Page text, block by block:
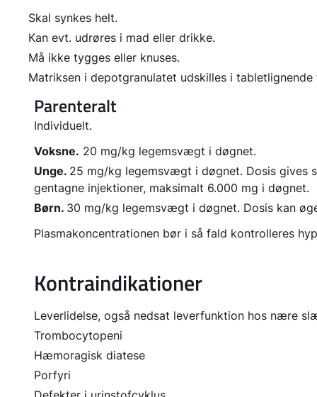
Skal synkes helt.
Kan evt. udrøres i mad eller drikke.
Må ikke tygges eller knuses.
Matriksen i depotgranulatet udskilles i
Parenteralt
Individuelt.
Voksne. 20 mg/kg legemsvægt i døgnet.
Unge. 25 mg/kg legemsvægt i døgnet. Dosis gives
gentagne injektioner, maksimalt 6.000 mg i døgnet.
Børn. 30 mg/kg legemsvægt i døgnet. Dosis kan
Plasmakoncentrationen bør i så fald kontrolleres
Kontraindikationer
Leverlidelse, også nedsat leverfunktion hos nære
Trombocytopeni
Hæmoragisk diatese
Porfyri